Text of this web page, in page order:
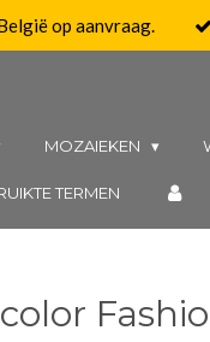
op aanvraag.
MOZAIEKEN
TERMEN